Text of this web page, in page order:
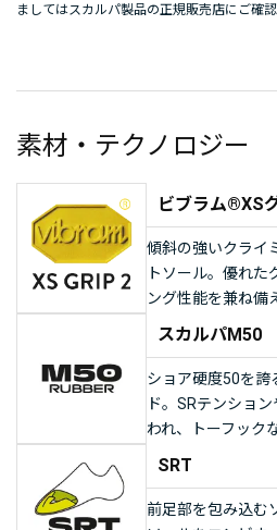
ましてはスカルパ製品の正規販売店にご確認
素材・テクノロジー
ビブラム®XS
傾斜の強いクライ
トソール。優れ
ング性能を兼ね備
スカルパM50
ショア硬度50を誇
ド。SRテンショ
われ、トーフック
SRT
前足部を包み込む